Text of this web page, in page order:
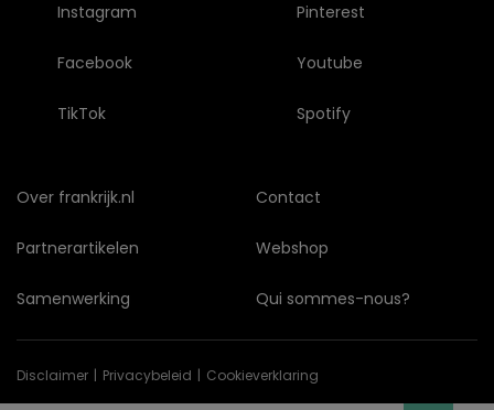
Instagram
Facebook
TikTok
Pinterest
Youtube
Spotify
Over frankrijk.nl
Partnerartikelen
Samenwerking
Contact
Webshop
Qui sommes-nous?
Disclaimer Privacybeleid Cookieverklaring